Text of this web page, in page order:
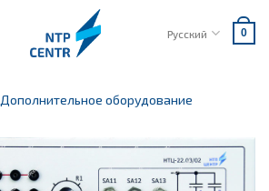
Русский 0
Дополнительное оборудование